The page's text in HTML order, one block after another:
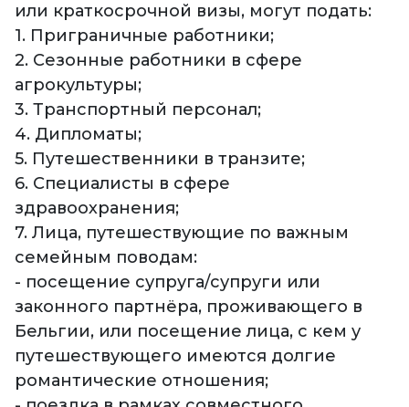
или краткосрочной визы, могут подать:
1. Приграничные работники;
2. Сезонные работники в сфере
агрокультуры;
3. Транспортный персонал;
4. Дипломаты;
5. Путешественники в транзите;
6. Специалисты в сфере
здравоохранения;
7. Лица, путешествующие по важным
семейным поводам:
- посещение супруга/супруги или
законного партнёра, проживающего в
Бельгии, или посещение лица, с кем у
путешествующего имеются долгие
романтические отношения;